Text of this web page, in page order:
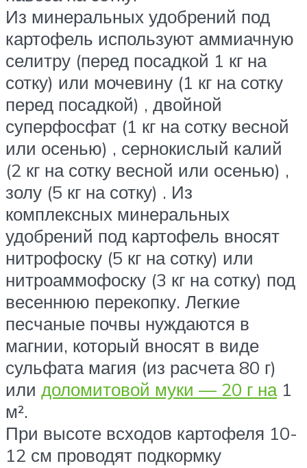
Из минеральных удобрений под
картофель используют аммиачную
селитру (перед посадкой 1 кг на
сотку) или мочевину (1 кг на сотку
перед посадкой) , двойной
суперфосфат (1 кг на сотку весной
или осенью) , сернокислый калий
(2 кг на сотку весной или осенью) ,
золу (5 кг на сотку) . Из
комплексных минеральных
удобрений под картофель вносят
нитрофоску (5 кг на сотку) или
нитроаммофоску (3 кг на сотку) под
весеннюю перекопку. Легкие
песчаные почвы нуждаются в
магнии, который вносят в виде
сульфата магия (из расчета 80 г)
или доломитовой муки — 20 г на1
м².
При высоте всходов картофеля 10-
12 см проводят подкормку